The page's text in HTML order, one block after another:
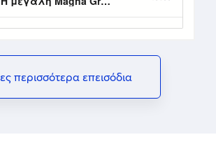
περισσότερα επεισόδια